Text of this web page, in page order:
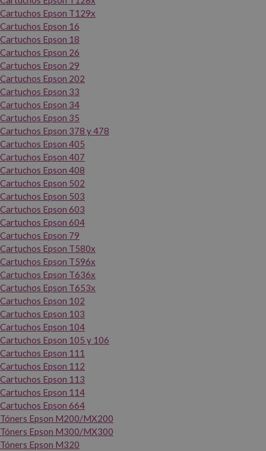
Cartuchos Epson T129x
Cartuchos Epson 16
Cartuchos Epson 18
Cartuchos Epson 26
Cartuchos Epson 29
Cartuchos Epson 202
Cartuchos Epson 33
Cartuchos Epson 34
Cartuchos Epson 35
Cartuchos Epson 378 y 478
Cartuchos Epson 405
Cartuchos Epson 407
Cartuchos Epson 408
Cartuchos Epson 502
Cartuchos Epson 503
Cartuchos Epson 603
Cartuchos Epson 604
Cartuchos Epson 79
Cartuchos Epson T580x
Cartuchos Epson T596x
Cartuchos Epson T636x
Cartuchos Epson T653x
Cartuchos Epson 102
Cartuchos Epson 103
Cartuchos Epson 104
Cartuchos Epson 105 y 106
Cartuchos Epson 111
Cartuchos Epson 112
Cartuchos Epson 113
Cartuchos Epson 114
Cartuchos Epson 664
Tóners Epson M200/MX200
Tóners Epson M300/MX300
Tóners Epson M320